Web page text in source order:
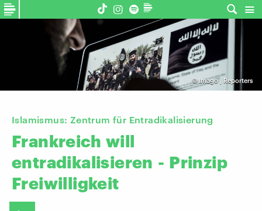
©Imago | Reporters
Islamismus: Zentrum für Entradikalisierung
Frankreich will
entradikalisieren - Prinzip
Freiwilligkeit